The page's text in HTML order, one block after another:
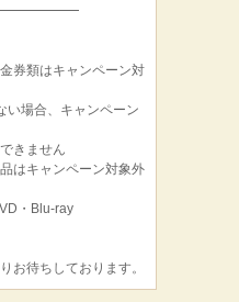
券類はキャンペーン対
場合、キャンペーン
きません
はキャンペーン対象外
・Blu-ray
お待ちしております。